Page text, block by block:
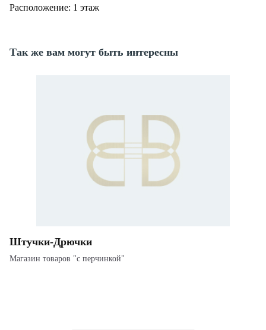
Расположение: 1 этаж
Так же вам могут быть интересны
Штучки-Дрючки
Магазин товаров "с перчинкой"